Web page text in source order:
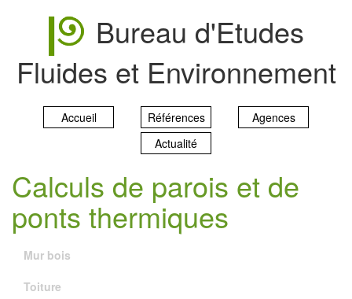
Bureau d'Etudes
Fluides et Environnement
Accueil Références
Agences
Actualité
Calculs de parois et de
ponts thermiques
Mur bois
Toiture